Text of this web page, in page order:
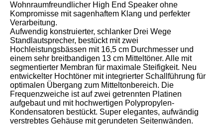
Wohnraumfreundlicher High End Speaker ohne
Kompromisse mit sagenhaftem Klang und perfekter
Verarbeitung.
Aufwendig konstruierter, schlanker Drei Wege
Standlautsprecher, bestückt mit zwei
Hochleistungsbässen mit 16,5 cm Durchmesser und
einem sehr breitbandigen 13 cm Mitteltöner. Alle mit
segmentierter Membran für maximale Steifigkeit. Neu
entwickelter Hochtöner mit integrierter Schallführung für
optimalen Übergang zum Mitteltonbereich. Die
Frequenzweiche ist auf zwei getrennten Platinen
aufgebaut und mit hochwertigen Polypropylen-
Kondensatoren bestückt. Super elegantes, aufwändig
verstrebtes Gehäuse mit gerundeten Seitenwänden.